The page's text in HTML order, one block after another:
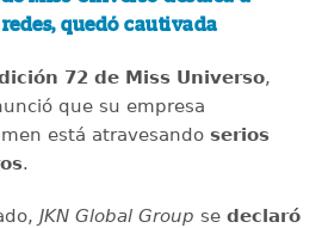
quedó cautivada
72 de Miss Universo,
que su empresa
está atravesando serios
.
JKN Global Group sedeclaró